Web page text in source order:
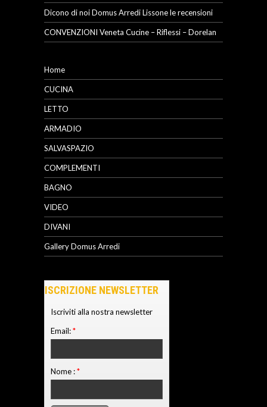
Dicono di noi Domus Arredi Lissone le recensioni
CONVENZIONI Veneta Cucine – Riflessi – Dorelan
Home
CUCINA
LETTO
ARMADIO
SALVASPAZIO
COMPLEMENTI
BAGNO
VIDEO
DIVANI
Gallery Domus Arredi
ISCRIZIONE NEWSLETTER
Iscriviti alla nostra newsletter
Email:*
Nome :*